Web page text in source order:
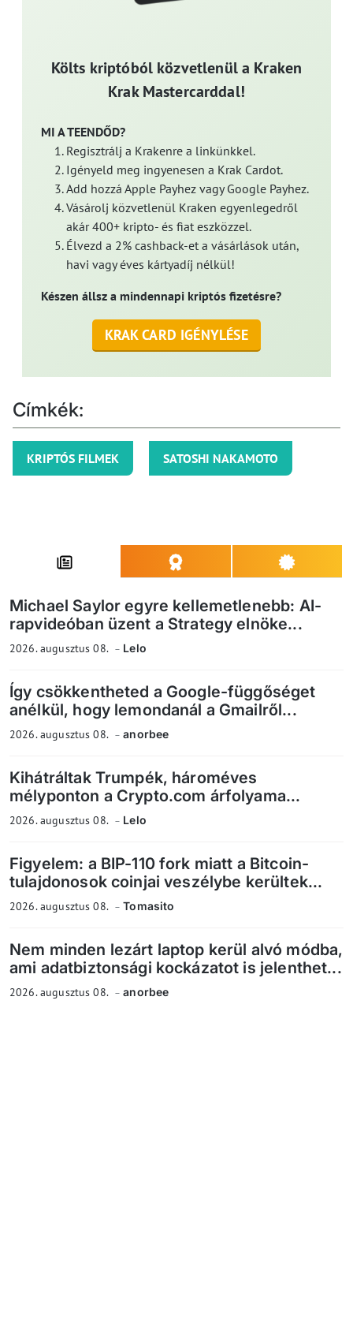
Költs kriptóból közvetlenül a Kraken
Krak Mastercarddal!
MI A TEENDŐD?
Regisztrálj a Krakenre a linkünkkel.
Igényeld meg ingyenesen a Krak Cardot.
Add hozzá Apple Payhez vagy Google Payhez.
Vásárolj közvetlenül Kraken egyenlegedről
akár 400+ kripto- és fiat eszközzel.
Élvezd a 2% cashback-et a vásárlások után,
havi vagy éves kártyadíj nélkül!
Készen állsz a mindennapi kriptós fizetésre?
KRAK CARD IGÉNYLÉSE
Címkék:
KRIPTÓS FILMEK SATOSHI NAKAMOTO
Michael Saylor egyre kellemetlenebb: AI-
rapvideóban üzent a Strategy elnöke...
2026. augusztus 08. Lelo
Így csökkentheted a Google-függőséget
anélkül, hogy lemondanál a Gmailről...
2026. augusztus 08. anorbee
Kihátráltak Trumpék, hároméves
mélyponton a Crypto.com árfolyama...
2026. augusztus 08. Lelo
Figyelem: a BIP-110 fork miatt a Bitcoin-
tulajdonosok coinjai veszélybe kerültek...
2026. augusztus 08. Tomasito
Nem minden lezárt laptop kerül alvó módba,
ami adatbiztonsági kockázatot is jelenthet...
2026. augusztus 08. anorbee